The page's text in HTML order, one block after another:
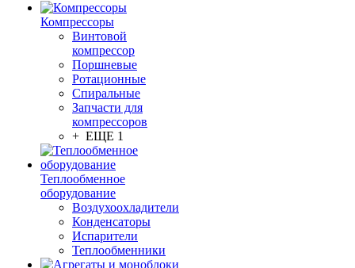
Компрессоры
Винтовой
компрессор
Поршневые
Ротационные
Спиральные
Запчасти для
компрессоров
+ ЕЩЕ 1
Теплообменное
оборудование
Воздухоохладители
Конденсаторы
Испарители
Теплообменники